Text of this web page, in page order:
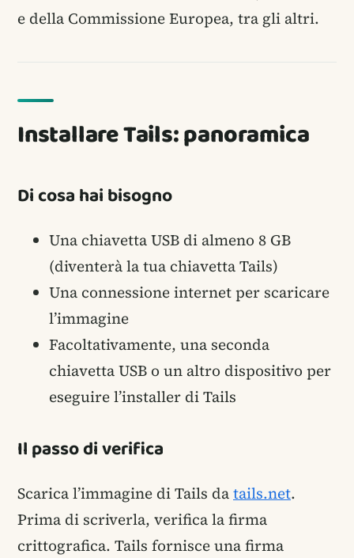
e della Commissione Europea, tra gli altri.
Installare Tails: panoramica
Di cosa hai bisogno
Una chiavetta USB di almeno 8 GB
(diventerà la tua chiavetta Tails)
Una connessione internet per scaricare
l’immagine
Facoltativamente, una seconda
chiavetta USB o un altro dispositivo per
eseguire l’installer di Tails
Il passo di verifica
Scarica l’immagine di Tails datails.net.
Prima di scriverla, verifica la firma
crittografica. Tails fornisce una firma